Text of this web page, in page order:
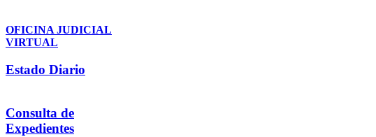
OFICINA JUDICIAL
VIRTUAL
Estado Diario
Consulta de
Expedientes